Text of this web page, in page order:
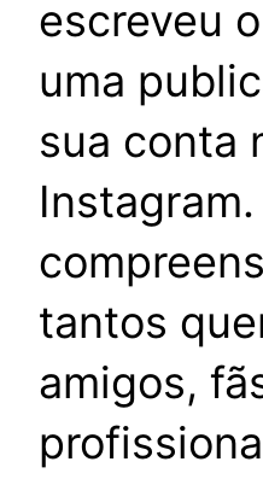
escreveu
uma
sua conta
tantos
amigos,